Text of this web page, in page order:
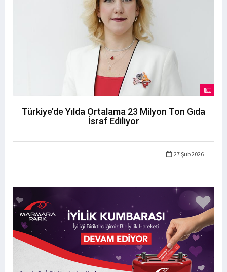
Türkiye’de Yılda Ortalama 23 Milyon Ton Gıda
İsraf Ediliyor
27 Şub 2026